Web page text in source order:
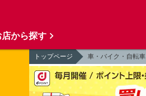
トップページ 車・バイク・自転車
店から探す